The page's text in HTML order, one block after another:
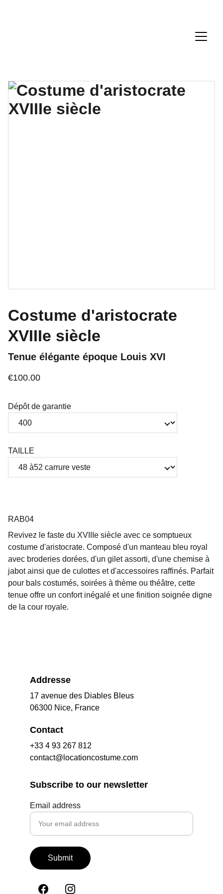
Costume d'aristocrate
XVIIIe siècle
Tenue élégante époque Louis XVI
€100.00
Dépôt de garantie
TAILLE
RAB04
Revivez le faste du XVIIIe siècle avec ce somptueux
costume d'aristocrate. Composé d'un manteau bleu royal
avec broderies dorées, d'un gilet assorti, d'une chemise à
jabot ainsi que de culottes et d'accessoires raffinés. Parfait
pour bals costumés, soirées à thème ou théâtre, cette
tenue offre un confort inégalé et une finition soignée digne
de la cour royale.
Addresse
17 avenue des Diables Bleus
06300 Nice, France
Contact
+33 4 93 267 812
contact@locationcostume.com
Subscribe to our newsletter
Email address
Submit